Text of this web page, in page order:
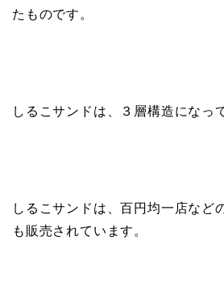
たものです。
しるこサンドは、３層構造になっ
しるこサンドは、百円均一店など
も販売されています。